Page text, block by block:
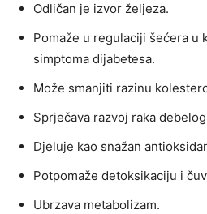
Odličan je izvor željeza.
Pomaže u regulaciji šećera u
simptoma dijabetesa.
Može smanjiti razinu
Sprječava razvoj raka
Djeluje kao snažan
Potpomaže detoksikaciju i
Ubrzava metabolizam.